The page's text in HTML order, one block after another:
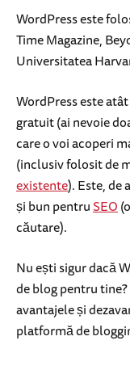
WordPress este
Time Magazine,
Universitatea
WordPress este
gratuit (ai nevoie
care o voi acoperi
(inclusiv folosit de
existente). Este, de
și bun pentruSEO
căutare).
Nu ești sigur dacă
de blog pentru
avantajele și
platformă de